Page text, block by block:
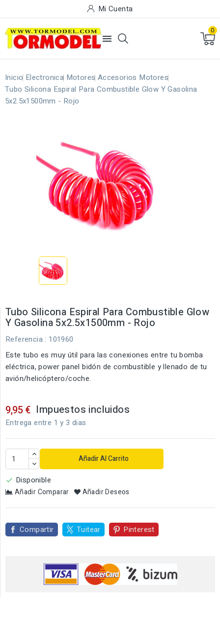
Mi Cuenta

0
Inicio Electronica Motores Accesorios Motores
Tubo Silicona Espiral Para Combustible Glow Y Gasolina
5x2.5x1500mm - Rojo
Tubo Silicona Espiral Para Combustible Glow
Y Gasolina 5x2.5x1500mm - Rojo
Referencia : 101960
Este tubo es muy útil para las conexiones entre tu bomba
eléctrica, power panel bidón de combustible y llenado de tu
avión/helicóptero/coche.
9,95 € Impuestos incluidos
Entrega entre 1 y 3 dias
Añadir Al Carrito
 Disponible
Añadir Comparar Añadir Deseos
Compartir Tuitear Pinterest